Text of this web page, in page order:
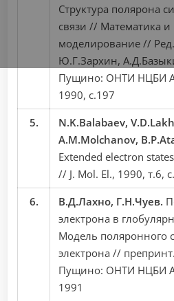
Структура полярона
связи // Математика и
моделирование // Ред.
Ю.Г.Зархин,
Пущино: ОНТИ НЦБИ
1990, с.197
5.
N.K.Balabaev,
A.M.Molchanov,
Extended electron
// J. Mol. El., 1990, т.6,
6.
В.Д.Лахно, Г.Н.Чуев.
электрона в
Модель поляронного
электрона //
Пущино: ОНТИ НЦБИ
1991